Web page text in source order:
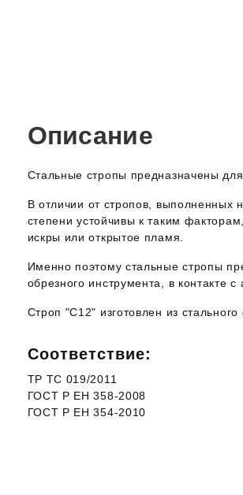
Описание
Стальные стропы предназначены
В отличии от стропов, выполненных
степени устойчивы к таким
искры или открытое пламя.
Именно поэтому стальные стропы
обрезного инструмента, в контакте
Строп "С12" изготовлен из
Соответствие:
ТР ТС 019/2011
ГОСТ Р ЕН 358-2008
ГОСТ Р ЕН 354-2010